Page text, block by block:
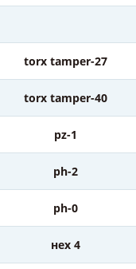
torx tamper-27
torx tamper-40
pz-1
ph-2
ph-0
нех 4